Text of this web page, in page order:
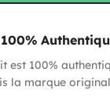
est 100%
la marque